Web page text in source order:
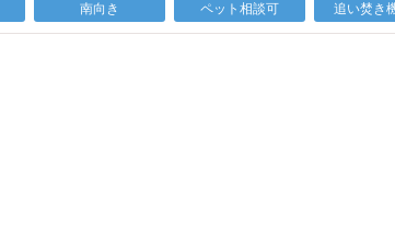
南向き ペット相談可 追い焚き